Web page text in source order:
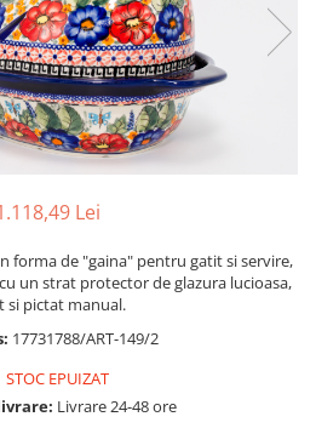
Lei
forma de "gaina" pentru gatit si servire,
un strat protector de glazura lucioasa,
si pictat manual.
17731788/ART-149/2
STOC EPUIZAT
Livrare 24-48 ore